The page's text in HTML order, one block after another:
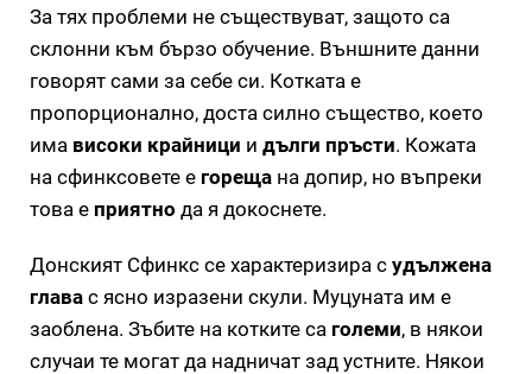
За тях проблеми не съществуват, защото са
склонни към бързо обучение. Външните данни
говорят сами за себе си. Котката е
пропорционално, доста силно същество, което
има високи крайници и дълги пръсти. Кожата
на сфинксовете е гореща на допир, но въпреки
това е приятно да я докоснете.
Донският Сфинкс се характеризира с удължена
глава с ясно изразени скули. Муцуната им е
заоблена. Зъбите на котките са големи, в някои
случаи те могат да надничат зад устните. Някои